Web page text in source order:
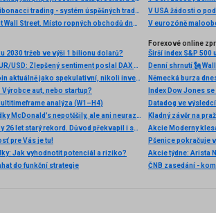
Jak obchodují profíci: Fibonacci trading - systém úspěšných traderů
Burza v LA chtěla sesadit Wall Street. Místo ropných obchodů dnes místem duní basy
V USA žádosti o
V eurozóně
2030 tržeb ve výši 1 bilionu dolarů?
Analýza DAX, Nasdaq, EUR/USD: Zlepšený sentiment poslal DAX na nová maxima
Praktické okénko: Bitcoin aktuálně jako spekulativní, nikoli investiční aktivum
aut, nebo startup?
analýza (W1–H4)
Akciová analýza: Výsledky McDonald’s nepotěšily, ale ani neurazily. Jakou vizi společnost prezentovala?
Akcie Microsoftu zlomily 26 let starý rekord. Důvod překvapil i samotné investory
pre Vás je tu!
Jak vyhodnotit potenciál a riziko?
do funkční strategie
Forexové online
Širší index S&P
Index Dow Jones
Kladný závěr na
ČNB zasedání -